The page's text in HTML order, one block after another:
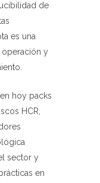
de
es una
operación y
hoy packs
HCR,
sector y
en